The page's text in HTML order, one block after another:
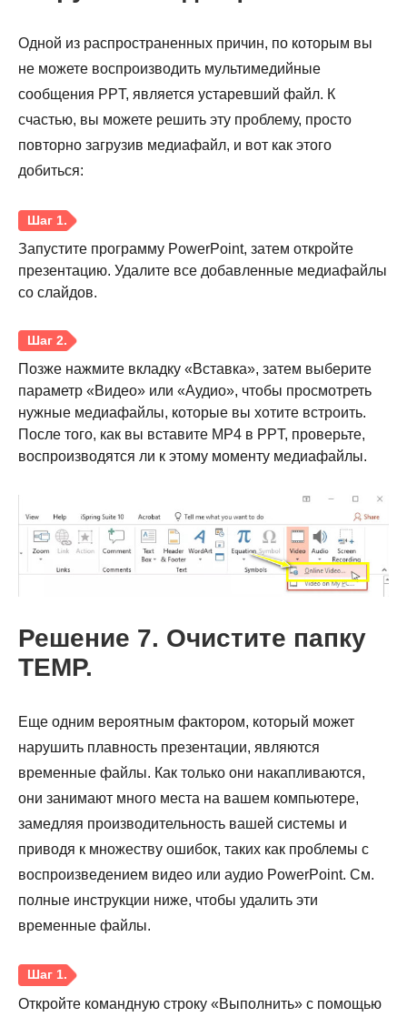
Шаг 2.
Одной из распространенных причин, по которым вы
не можете воспроизводить мультимедийные
сообщения PPT, является устаревший файл. К
счастью, вы можете решить эту проблему, просто
повторно загрузив медиафайл, и вот как этого
добиться:
Запустите программу PowerPoint, затем откройте
презентацию. Удалите все добавленные медиафайлы
со слайдов.
Позже нажмите вкладку «Вставка», затем выберите
параметр «Видео» или «Аудио», чтобы просмотреть
нужные медиафайлы, которые вы хотите встроить.
После того, как вы вставите MP4 в PPT, проверьте,
воспроизводятся ли к этому моменту медиафайлы.
Решение 7. Очистите папку
TEMP.
Еще одним вероятным фактором, который может
нарушить плавность презентации, являются
временные файлы. Как только они накапливаются,
они занимают много места на вашем компьютере,
замедляя производительность вашей системы и
приводя к множеству ошибок, таких как проблемы с
воспроизведением видео или аудио PowerPoint. См.
полные инструкции ниже, чтобы удалить эти
временные файлы.
Откройте командную строку «Выполнить» с помощью